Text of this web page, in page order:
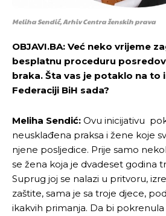
Meliha Sendić, Arhiv Centra ženskih prava
OBJAVI.BA: Već neko vrijeme
besplatnu proceduru
braka. Šta vas je potaklo na to
Federaciji BiH sada?
Meliha Sendić: Ovu inicijativu
neusklađena praksa i žene koje
njene posljedice. Prije samo
se žena koja je dvadeset godina
Suprug joj se nalazi u pritvoru,
zaštite, sama je sa troje djece,
ikakvih primanja. Da bi